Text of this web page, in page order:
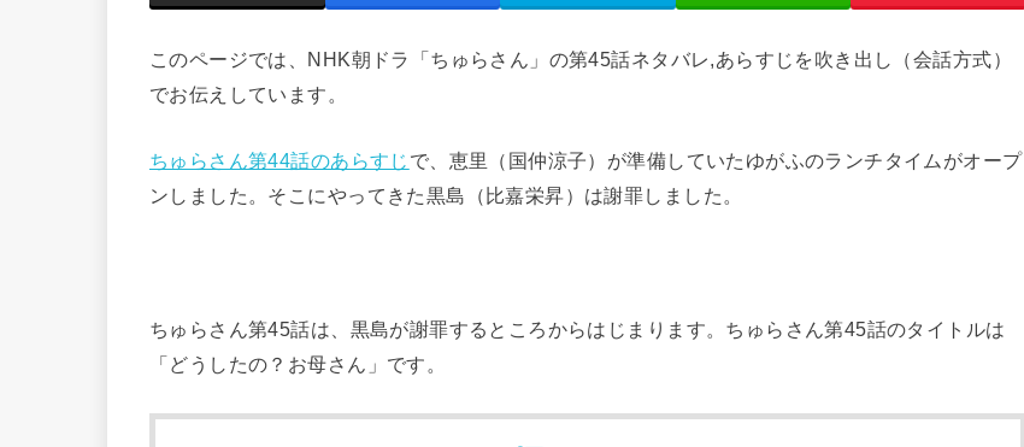
このページでは、NHK朝ドラ「ちゅらさん」の第45話ネタバレ,あらすじを吹き出し（会話方式）
でお伝えしています。
ちゅらさん第44話のあらすじ で、恵里（国仲涼子）が準備していたゆがふのランチタイムがオープ
ンしました。そこにやってきた黒島（比嘉栄昇）は謝罪しました。
ちゅらさん第45話は、黒島が謝罪するところからはじまります。ちゅらさん第45話のタイトルは
「どうしたの？お母さん」です。